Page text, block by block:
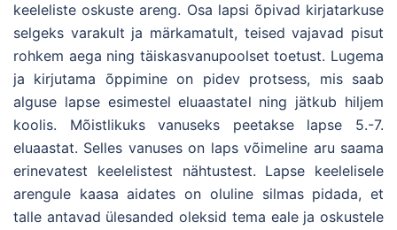
keeleliste oskuste areng. Osa lapsi õpivad kirjatarkuse
selgeks varakult ja märkamatult, teised vajavad pisut
rohkem aega ning täiskasvanupoolset toetust. Lugema
ja kirjutama õppimine on pidev protsess, mis saab
alguse lapse esimestel eluaastatel ning jätkub hiljem
koolis. Mõistlikuks vanuseks peetakse lapse 5.-7.
eluaastat. Selles vanuses on laps võimeline aru saama
erinevatest keelelistest nähtustest. Lapse keelelisele
arengule kaasa aidates on oluline silmas pidada, et
talle antavad ülesanded oleksid tema eale ja oskustele